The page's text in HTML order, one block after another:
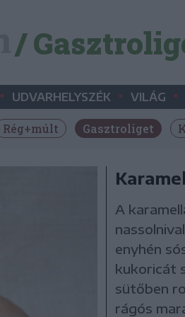
/
• UDVARHELYSZÉK • VILÁG •
Rég+múlt Gasztroliget
A
enyhén
kukoricát
sütőben
rágós